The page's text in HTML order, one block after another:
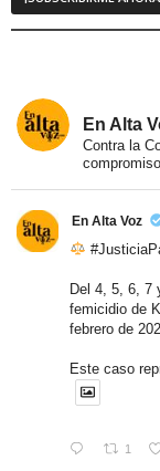
En Alta
Contra la
En Alta Voz
Del 4, 5, 6, 7
femicidio de
febrero de
Este caso
1